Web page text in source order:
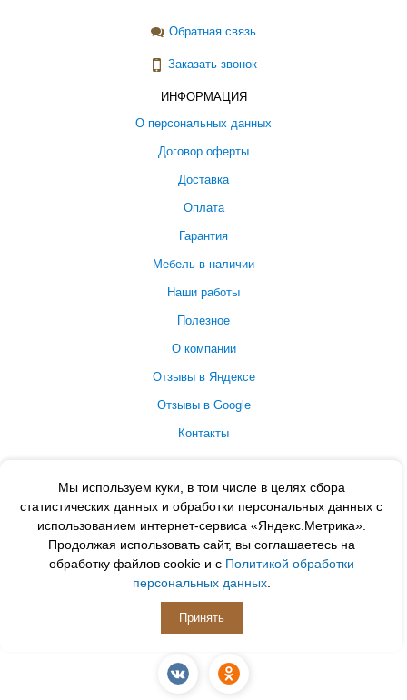
Мы используем куки, в том числе в целях сбора
статистических данных и обработки персональных данных с
использованием интернет-сервиса «Яндекс.Метрика».
Продолжая использовать сайт, вы соглашаетесь на
обработку файлов cookie и с Политикой обработки
персональных данных.
Принять
Обратная связь
Заказать звонок
ИНФОРМАЦИЯ
О персональных данных
Договор оферты
Доставка
Оплата
Гарантия
Мебель в наличии
Наши работы
Полезное
О компании
Отзывы в Яндексе
Отзывы в Google
Контакты